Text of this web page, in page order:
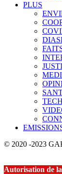
PLUS
© 2020 -2023
Autorisation de